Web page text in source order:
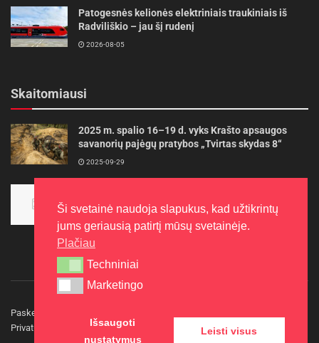
Patogesnės kelionės elektriniais traukiniais iš
Radviliškio – jau šį rudenį
2026-08-05
Skaitomiausi
2025 m. spalio 16–19 d. vyks Krašto apsaugos
savanorių pajėgų pratybos „Tvirtas skydas 8“
2025-09-29
aukso
2015-10-30
Paskelbkite naujieną
Privatumo politika
Kontaktai
Ši svetainė naudoja slapukus, kad užtikrintų
jums geriausią patirtį mūsų svetainėje.
Plačiau
Techniniai
Techniniai
Marketingo
Marketingo
Išsaugoti
nustatymus
Leisti visus